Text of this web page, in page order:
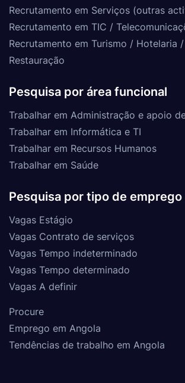
Recrutamento em Serviços (outras
Recrutamento em TIC /
Recrutamento em Turismo / Hotelaria
Restauração
Pesquisa por área funcional
Trabalhar em Administração e apoio
Trabalhar em Informática e TI
Trabalhar em Recursos Humanos
Trabalhar em Saúde
Pesquisa por tipo de emprego
Vagas Estágio
Vagas Contrato de serviços
Vagas Tempo indeterminado
Vagas Tempo determinado
Vagas A definir
Procure
Emprego em Angola
Tendências de trabalho em Angola